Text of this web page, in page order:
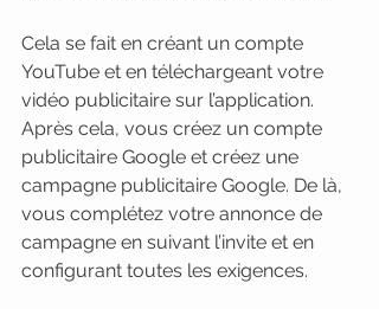
Cela se fait en créant un compte
YouTube et en téléchargeant votre
vidéo publicitaire sur l’application.
Après cela, vous créez un compte
publicitaire Google et créez une
campagne publicitaire Google. De là,
vous complétez votre annonce de
campagne en suivant l’invite et en
configurant toutes les exigences.